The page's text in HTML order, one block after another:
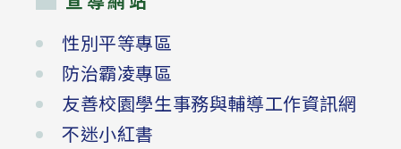
性別平等專區
防治霸凌專區
友善校園學生事務與輔導工作資訊網
不迷小紅書